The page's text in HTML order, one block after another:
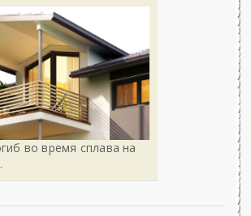
во время сплава на